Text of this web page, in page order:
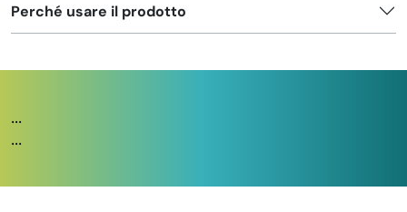
Perché usare il prodotto
...
...